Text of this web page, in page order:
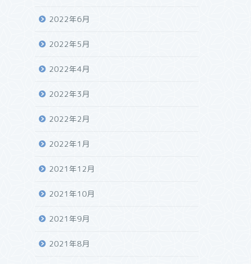
2022年6月
2022年5月
2022年4月
2022年3月
2022年2月
2022年1月
2021年12月
2021年10月
2021年9月
2021年8月